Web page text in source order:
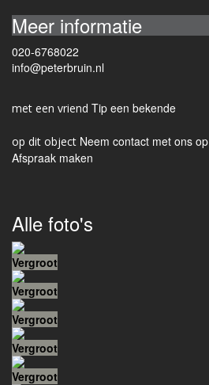
Meer informatie
020-6768022
info@peterbruin.nl
Tip een bekende
Neem contact met ons op
Afspraak maken
Alle foto's
Vergroot
Vergroot
Vergroot
Vergroot
Vergroot